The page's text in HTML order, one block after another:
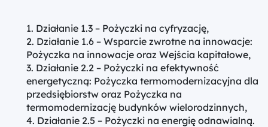
Działanie 1.3 – Pożyczki na cyfryzację,
Działanie 1.6 – Wsparcie zwrotne na innowacje:
Pożyczka na innowacje oraz Wejścia kapitałowe,
Działanie 2.2 – Pożyczki na efektywność
energetyczną: Pożyczka termomodernizacyjna dla
przedsiębiorstw oraz Pożyczka na
termomodernizację budynków wielorodzinnych,
Działanie 2.5 – Pożyczki na energię odnawialną.